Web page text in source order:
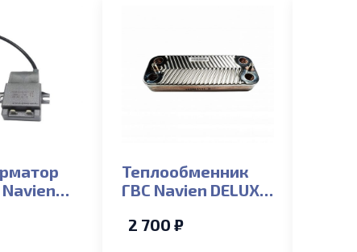
Теплообменник
ГВС Navien DELUXE
2 700 ₽